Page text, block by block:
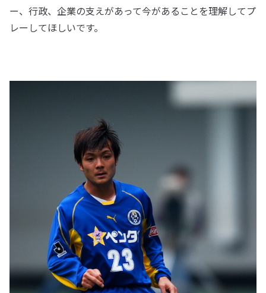
ー、行政、企業の支えがあって今があることを理解してプ
レーしてほしいです。